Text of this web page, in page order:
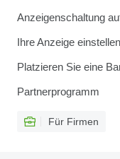
Anzeigenschaltung
Ihre Anzeige einstellen
Platzieren Sie eine
Partnerprogramm
Für Firmen